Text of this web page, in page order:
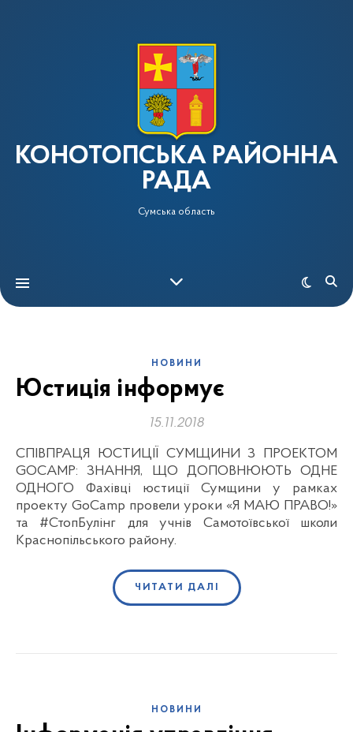
КОНОТОПСЬКА РАЙОННА
РАДА
Сумська область
НОВИНИ
Юстиція інформує
15.11.2018
СПІВПРАЦЯ ЮСТИЦІЇ СУМЩИНИ З ПРОЕКТОМ
GOCAMP: ЗНАННЯ, ЩО ДОПОВНЮЮТЬ ОДНЕ
ОДНОГО Фахівці юстиції Сумщини у рамках
проекту GoCamp провели уроки «Я МАЮ ПРАВО!»
та #СтопБулінг для учнів Самотоївської школи
Краснопільського району.
ЧИТАТИ ДАЛІ
НОВИНИ